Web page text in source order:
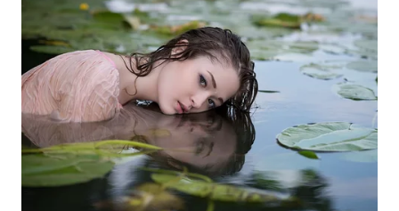
WN
MALUT
WN
DAIRI
WN
DANAU
TOBA